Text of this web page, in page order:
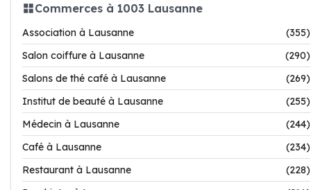
Commerces à 1003 Lausanne
Association à Lausanne
(355)
Salon coiffure à Lausanne
(290)
Salons de thé café à Lausanne
(269)
Institut de beauté à Lausanne
(255)
Médecin à Lausanne
(244)
Café à Lausanne
(234)
Restaurant à Lausanne
(228)